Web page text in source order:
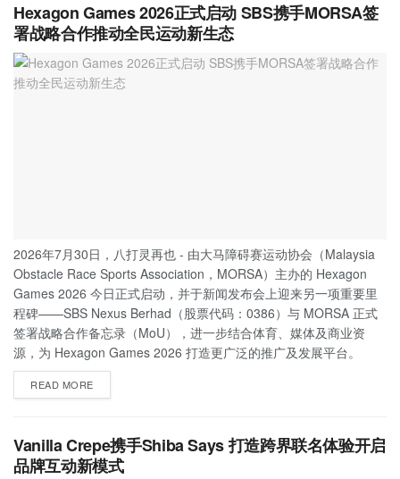
Hexagon Games 2026正式启动 SBS携手MORSA签
署战略合作推动全民运动新生态
2026年7月30日，八打灵再也 - 由大马障碍赛运动协会（Malaysia
Obstacle Race Sports Association，MORSA）主办的 Hexagon
Games 2026 今日正式启动，并于新闻发布会上迎来另一项重要里
程碑——SBS Nexus Berhad（股票代码：0386）与 MORSA 正式
签署战略合作备忘录（MoU），进一步结合体育、媒体及商业资
源，为 Hexagon Games 2026 打造更广泛的推广及发展平台。
READ MORE
Vanilla Crepe携手Shiba Says 打造跨界联名体验开启
品牌互动新模式